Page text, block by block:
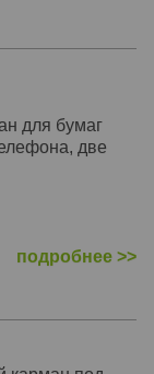
для бумаг
две
подробнее >>